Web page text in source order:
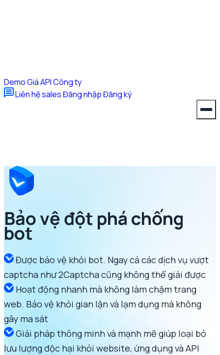
DemoGiáAPICông ty
Liên hệ salesĐăng nhậpĐăng ký
Bảo vệ đột phá chống
bot
Được bảo vệ khỏi bot. Ngay cả các dịch vụ vượt
captcha như 2Captcha cũng không thể giải được
Hoạt động nhanh mà không làm chậm trang
web. Bảo vệ khỏi gian lận và lạm dụng mà không
gây ma sát
Giải pháp thông minh và mạnh mẽ giúp loại bỏ
lưu lượng độc hại khỏi website, ứng dụng và API